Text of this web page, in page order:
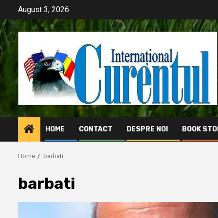
content
August 3, 2026
HOME CONTACT DESPRE NOI BOOK
Home barbati
barbati